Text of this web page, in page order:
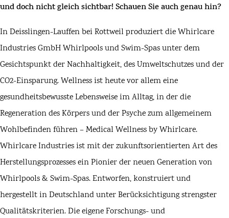
und doch nicht gleich sichtbar! Schauen Sie auch genau hin?
In Deisslingen-Lauffen bei Rottweil produziert die Whirlcare
Industries GmbH Whirlpools und Swim-Spas unter dem
Gesichtspunkt der Nachhaltigkeit, des Umweltschutzes und der
CO2-Einsparung. Wellness ist heute vor allem eine
gesundheitsbewusste Lebensweise im Alltag, in der die
Regeneration des Körpers und der Psyche zum allgemeinem
Wohlbefinden führen – Medical Wellness by Whirlcare.
Whirlcare Industries ist mit der zukunftsorientierten Art des
Herstellungsprozesses ein Pionier der neuen Generation von
Whirlpools & Swim-Spas. Entworfen, konstruiert und
hergestellt in Deutschland unter Berücksichtigung strengster
Qualitätskriterien. Die eigene Forschungs- und